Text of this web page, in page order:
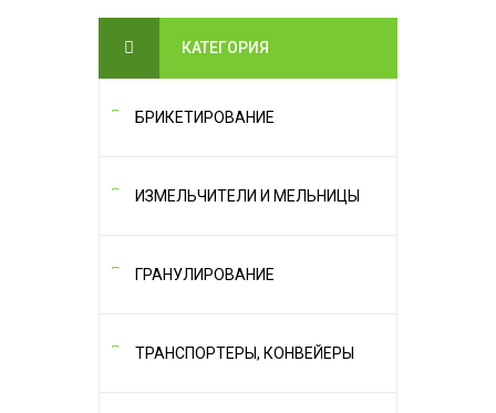
КАТЕГОРИЯ
БРИКЕТИРОВАНИЕ
ИЗМЕЛЬЧИТЕЛИ И МЕЛЬНИЦЫ
ГРАНУЛИРОВАНИЕ
ТРАНСПОРТЕРЫ, КОНВЕЙЕРЫ